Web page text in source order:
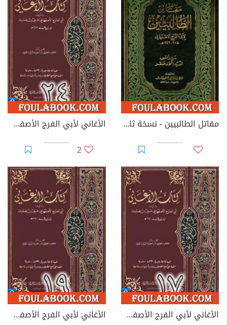
مقاتل الطالبيين - نسخة ثانية
الأغاني لأبي الفرج الأصفهاني نسخة من إعداد سالم الدليمي - الجزء الرابع والعشرون
2
الأغاني لأبي الفرج الأصفهاني نسخة من إعداد سالم الدليمي - الجزء السابع عشر الأغاني لأبي الفرج الأصفهاني نسخة من إعداد سالم الدليمي - الجزء التاسع عشر